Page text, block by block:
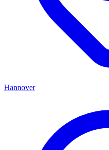
Hannover